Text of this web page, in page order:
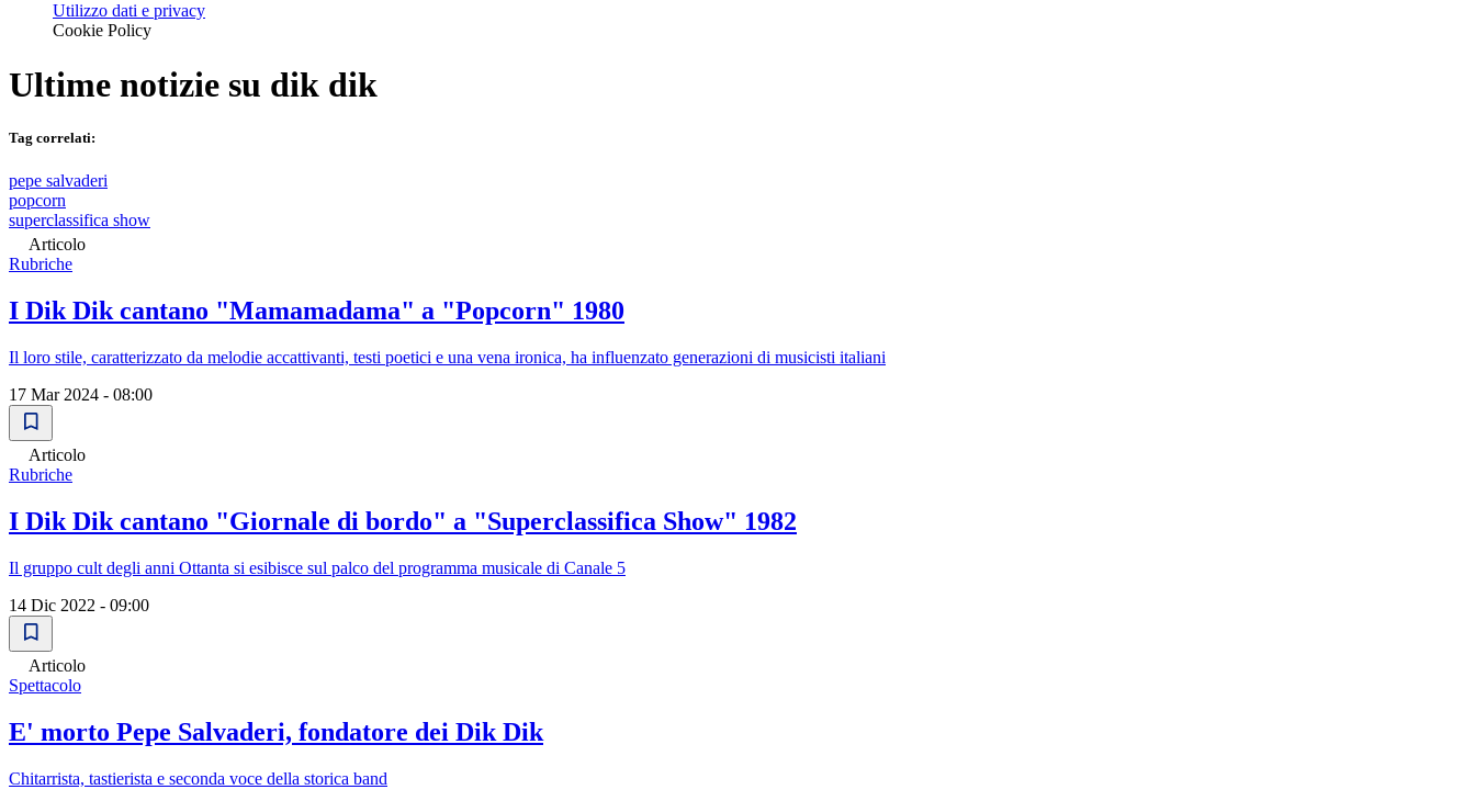
Utilizzo dati e privacy
Cookie Policy
Ultime notizie su dik dik
Tag correlati:
pepe salvaderi
popcorn
superclassifica show
Articolo
Rubriche
I Dik Dik cantano "Mamamadama" a "Popcorn" 1980
Il loro stile, caratterizzato da melodie accattivanti, testi poetici e una vena ironica, ha influenzato generazioni di musicisti italiani
17 Mar 2024 - 08:00
Articolo
Rubriche
I Dik Dik cantano "Giornale di bordo" a "Superclassifica Show" 1982
Il gruppo cult degli anni Ottanta si esibisce sul palco del programma musicale di Canale 5
14 Dic 2022 - 09:00
Articolo
Spettacolo
E' morto Pepe Salvaderi, fondatore dei Dik Dik
Chitarrista, tastierista e seconda voce della storica band